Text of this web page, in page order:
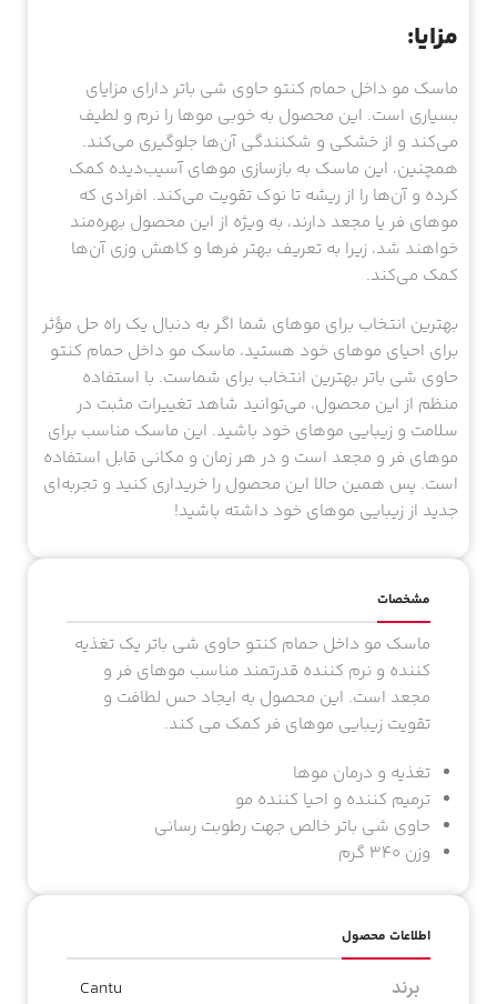
مزایا:
ماسک مو داخل حمام کنتو حاوی شی باتر دارای مزایای
بسیاری است. این محصول به خوبی موها را نرم و لطیف
می‌کند و از خشکی و شکنندگی آن‌ها جلوگیری می‌کند.
همچنین، این ماسک به بازسازی موهای آسیب‌دیده کمک
کرده و آن‌ها را از ریشه تا نوک تقویت می‌کند. افرادی که
موهای فر یا مجعد دارند، به ویژه از این محصول بهره‌مند
خواهند شد، زیرا به تعریف بهتر فرها و کاهش وزی آن‌ها
کمک می‌کند.
بهترین انتخاب برای موهای شما اگر به دنبال یک راه حل مؤثر
برای احیای موهای خود هستید، ماسک مو داخل حمام کنتو
حاوی شی باتر بهترین انتخاب برای شماست. با استفاده
منظم از این محصول، می‌توانید شاهد تغییرات مثبت در
سلامت و زیبایی موهای خود باشید. این ماسک مناسب برای
موهای فر و مجعد است و در هر زمان و مکانی قابل استفاده
است. پس همین حالا این محصول را خریداری کنید و تجربه‌ای
جدید از زیبایی موهای خود داشته باشید!
مشخصات
ماسک مو داخل حمام کنتو حاوی شی باتر یک تغذیه
کننده و نرم کننده قدرتمند مناسب موهای فر و
مجعد است. این محصول به ایجاد حس لطافت و
تقویت زیبایی موهای فر کمک می کند.
تغذیه و درمان موها
ترمیم کننده و احیا کننده مو
حاوی شی باتر خالص جهت رطوبت رسانی
وزن ۳۴۰ گرم
اطلاعات محصول
برند Cantu